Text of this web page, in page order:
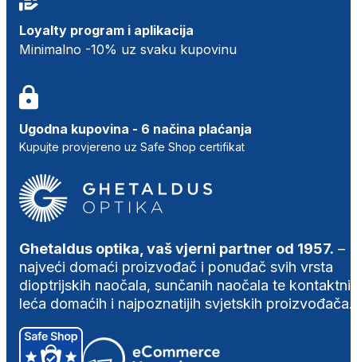
Loyalty program i aplikacija
Minimalno -10% uz svaku kupovinu
Ugodna kupovina - 6 načina plaćanja
Kupujte provjereno uz Safe Shop certifikat
Ghetaldus optika, vaš vjerni partner od 1957. –
najveći domaći proizvođač i ponuđač svih vrsta
dioptrijskih naočala, sunčanih naočala te
leća domaćih i najpoznatijih svjetskih proizvođača.